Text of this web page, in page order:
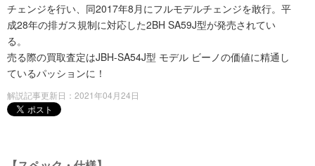
チェンジを行い、同2017年8月にフルモデルチェンジを敢行。平
成28年の排ガス規制に対応した2BH SA59J型が発売されてい
る。
売る際の買取査定はJBH-SA54J型 モデル ビーノの価値に精通し
ているパッションに！
解説記事更新日：2021年04月24日